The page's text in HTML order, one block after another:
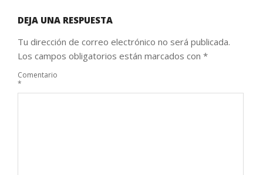
DEJA UNA RESPUESTA
Tu dirección de correo electrónico no será publicada.
Los campos obligatorios están marcados con *
Comentario
*